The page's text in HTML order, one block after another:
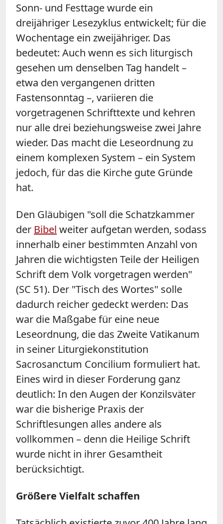
Sonn- und Festtage wurde ein
dreijähriger Lesezyklus entwickelt; für die
Wochentage ein zweijähriger. Das
bedeutet: Auch wenn es sich liturgisch
gesehen um denselben Tag handelt –
etwa den vergangenen dritten
Fastensonntag –, variieren die
vorgetragenen Schrifttexte und kehren
nur alle drei beziehungsweise zwei Jahre
wieder. Das macht die Leseordnung zu
einem komplexen System – ein System
jedoch, für das die Kirche gute Gründe
hat.
Den Gläubigen "soll die Schatzkammer
der Bibel weiter aufgetan werden, sodass
innerhalb einer bestimmten Anzahl von
Jahren die wichtigsten Teile der Heiligen
Schrift dem Volk vorgetragen werden"
(SC 51). Der "Tisch des Wortes" solle
dadurch reicher gedeckt werden: Das
war die Maßgabe für eine neue
Leseordnung, die das Zweite Vatikanum
in seiner Liturgiekonstitution
Sacrosanctum Concilium formuliert hat.
Eines wird in dieser Forderung ganz
deutlich: In den Augen der Konzilsväter
war die bisherige Praxis der
Schriftlesungen alles andere als
vollkommen – denn die Heilige Schrift
wurde nicht in ihrer Gesamtheit
berücksichtigt.
Größere Vielfalt schaffen